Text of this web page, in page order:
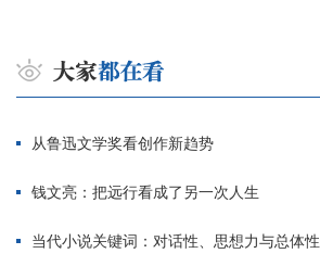
从鲁迅文学奖看创作新趋势
钱文亮：把远行看成了另一次人生
当代小说关键词：对话性、思想力与总体性